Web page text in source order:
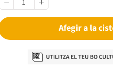
Afegir a la